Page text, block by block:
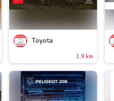
Toyota
1.9 km